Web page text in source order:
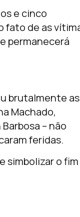
e cinco
fato de as
permanecerá
brutalmente as
Machado,
– não
feridas.
simbolizar o fim